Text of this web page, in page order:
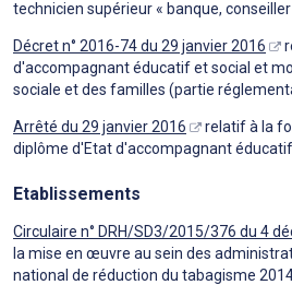
technicien supérieur « banque,
Décret n° 2016-74 du 29 janvier 2016
d'accompagnant éducatif et social et
sociale et des familles (partie
Arrêté du 29 janvier 2016
relatif à la
diplôme d'Etat d'accompagnant
Etablissements
Circulaire n° DRH/SD3/2015/376 du 4
la mise en œuvre au sein des
national de réduction du tabagisme